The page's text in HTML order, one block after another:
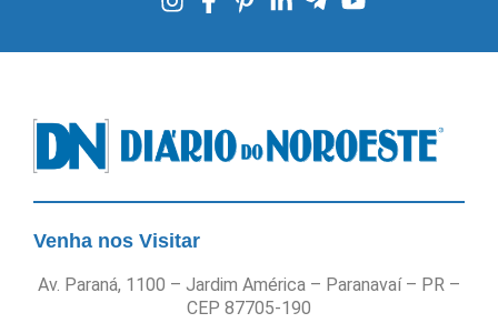
Venha nos Visitar
Av. Paraná, 1100 – Jardim América – Paranavaí – PR –
CEP 87705-190